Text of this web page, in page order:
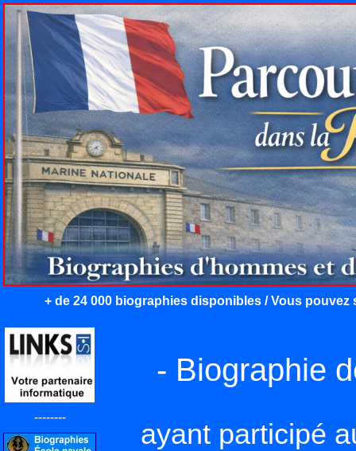
+ de 24 000 biographies disponibles / Vous
--------
- Biographie
ayant participé